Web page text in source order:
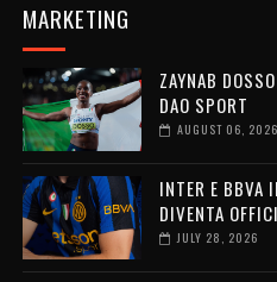
MARKETING
ZAYNAB
DAO SPORT
AUGUST 06, 2026
INTER E BBVA
DIVENTA
JULY 28, 2026